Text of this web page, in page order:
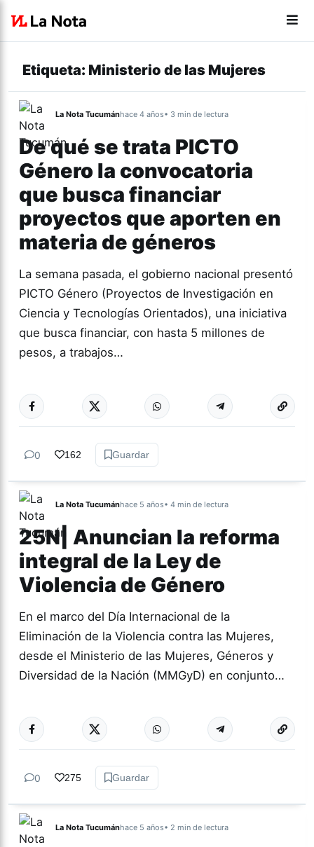
Etiqueta: Ministerio de las Mujeres
La Nota Tucumánhace 4 años• 3 min de lectura
De qué se trata PICTO
Género la convocatoria
que busca financiar
proyectos que aporten en
materia de géneros
La semana pasada, el gobierno nacional presentó
PICTO Género (Proyectos de Investigación en
Ciencia y Tecnologías Orientados), una iniciativa
que busca financiar, con hasta 5 millones de
pesos, a trabajos…
NACIONALES Más
0 162 Guardar
La Nota Tucumánhace 5 años• 4 min de lectura
25N| Anuncian la reforma
integral de la Ley de
Violencia de Género
En el marco del Día Internacional de la
Eliminación de la Violencia contra las Mujeres,
desde el Ministerio de las Mujeres, Géneros y
Diversidad de la Nación (MMGyD) en conjunto…
NACIONALES Más
0 275 Guardar
La Nota Tucumánhace 5 años• 2 min de lectura